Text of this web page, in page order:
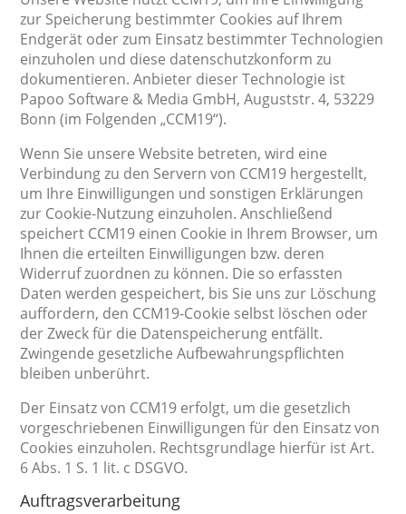
zur Speicherung bestimmter Cookies auf Ihrem
Endgerät oder zum Einsatz bestimmter Technologien
einzuholen und diese datenschutzkonform zu
dokumentieren. Anbieter dieser Technologie ist
Papoo Software & Media GmbH, Auguststr. 4, 53229
Bonn (im Folgenden „CCM19“).
Wenn Sie unsere Website betreten, wird eine
Verbindung zu den Servern von CCM19 hergestellt,
um Ihre Einwilligungen und sonstigen Erklärungen
zur Cookie-Nutzung einzuholen. Anschließend
speichert CCM19 einen Cookie in Ihrem Browser, um
Ihnen die erteilten Einwilligungen bzw. deren
Widerruf zuordnen zu können. Die so erfassten
Daten werden gespeichert, bis Sie uns zur Löschung
auffordern, den CCM19-Cookie selbst löschen oder
der Zweck für die Datenspeicherung entfällt.
Zwingende gesetzliche Aufbewahrungspflichten
bleiben unberührt.
Der Einsatz von CCM19 erfolgt, um die gesetzlich
vorgeschriebenen Einwilligungen für den Einsatz von
Cookies einzuholen. Rechtsgrundlage hierfür ist Art.
6 Abs. 1 S. 1 lit. c DSGVO.
Auftragsverarbeitung